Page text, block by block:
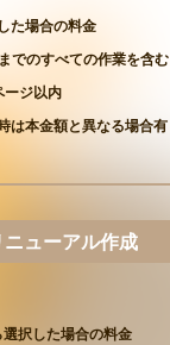
た場合の料金
でのすべての作業を含む
ジ以内
は本金額と異なる場合有
ューアル作成
択した場合の料金